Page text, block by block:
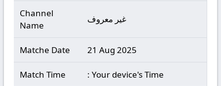
Channel
Name
غير معروف
Matche Date 21 Aug 2025
Match Time : Your device's Time